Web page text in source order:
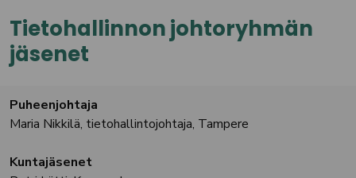
Tietohallinnon johtoryhmän
jäsenet
Puheenjohtaja
Maria Nikkilä, tietohallintojohtaja, Tampere
Kuntajäsenet